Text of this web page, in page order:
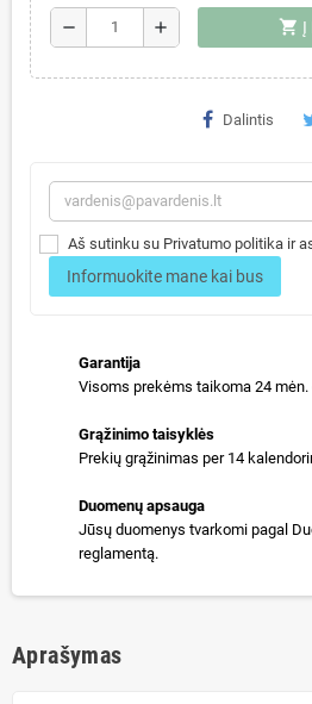
remove add shopping_cart Į
Dalintis
Aš sutinku su Privatumo politika ir
Informuokite mane kai bus
Garantija
Visoms prekėms taikoma 24 mėn.
Grąžinimo taisyklės
Prekių grąžinimas per 14
Duomenų apsauga
Jūsų duomenys tvarkomi pagal
reglamentą.
Aprašymas